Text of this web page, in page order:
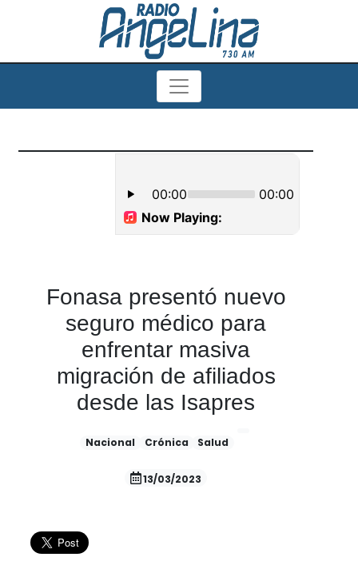
Fonasa presentó nuevo
seguro médico para
enfrentar masiva
migración de afiliados
desde las Isapres
Nacional Crónica Salud
13/03/2023